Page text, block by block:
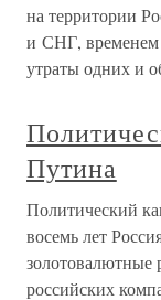
на территории
и СНГ, временем
утраты одних и
Путина
Политический
восемь лет
золотовалютные
российских